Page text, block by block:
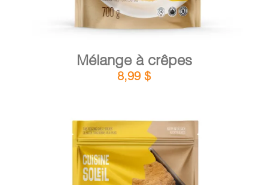
Mélange à crêpes
8,99 $